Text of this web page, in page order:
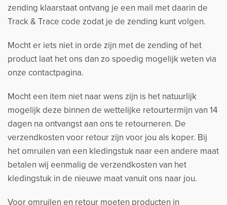
zending klaarstaat ontvang je een mail met daarin de
Track & Trace code zodat je de zending kunt volgen.
Mocht er iets niet in orde zijn met de zending of het
product laat het ons dan zo spoedig mogelijk weten via
onze contactpagina.
Mocht een item niet naar wens zijn is het natuurlijk
mogelijk deze binnen de wettelijke retourtermijn van 14
dagen na ontvangst aan ons te retourneren. De
verzendkosten voor retour zijn voor jou als koper. Bij
het omruilen van een kledingstuk naar een andere maat
betalen wij eenmalig de verzendkosten van het
kledingstuk in de nieuwe maat vanuit ons naar jou.
Voor omruilen en retour moeten producten in